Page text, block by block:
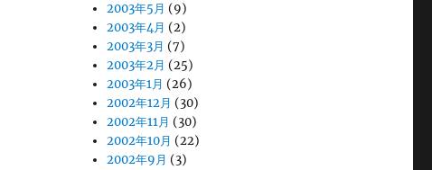
2003年5月 (9)
2003年4月 (2)
2003年3月 (7)
2003年2月 (25)
2003年1月 (26)
2002年12月 (30)
2002年11月 (30)
2002年10月 (22)
2002年9月 (3)